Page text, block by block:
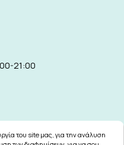
21:00
του site μας, για την ανάλυση